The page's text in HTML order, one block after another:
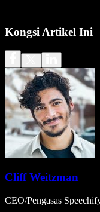
Kongsi Artikel Ini
Cliff Weitzman
CEO/Pengasas